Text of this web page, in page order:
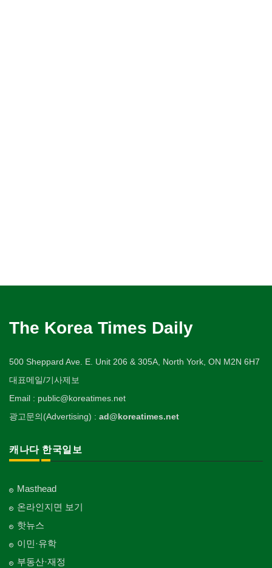
The Korea Times Daily
500 Sheppard Ave. E. Unit 206 & 305A, North York, ON M2N 6H7
대표메일/기사제보
Email : public@koreatimes.net
광고문의(Advertising) : ad@koreatimes.net
캐나다 한국일보
Masthead
온라인지면 보기
핫뉴스
이민·유학
부동산·재정